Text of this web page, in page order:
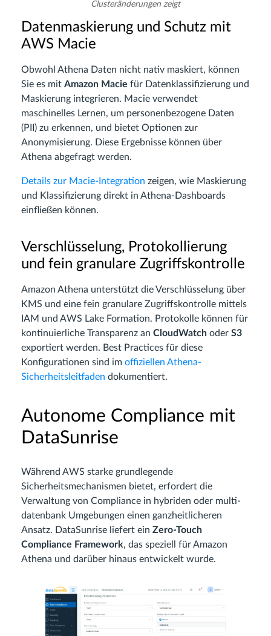
Clusteränderungen zeigt
Datenmaskierung und Schutz mit
AWS Macie
Obwohl Athena Daten nicht nativ maskiert, können
Sie es mit Amazon Macie für Datenklassifizierung und
Maskierung integrieren. Macie verwendet
maschinelles Lernen, um personenbezogene Daten
(PII) zu erkennen, und bietet Optionen zur
Anonymisierung. Diese Ergebnisse können über
Athena abgefragt werden.
Details zur Macie-Integration zeigen, wie Maskierung
und Klassifizierung direkt in Athena-Dashboards
einfließen können.
Verschlüsselung, Protokollierung
und fein granulare Zugriffskontrolle
Amazon Athena unterstützt die Verschlüsselung über
KMS und eine fein granulare Zugriffskontrolle mittels
IAM und AWS Lake Formation. Protokolle können für
kontinuierliche Transparenz an CloudWatch oder S3
exportiert werden. Best Practices für diese
Konfigurationen sind im offiziellen Athena-
Sicherheitsleitfaden dokumentiert.
Autonome Compliance mit
DataSunrise
Während AWS starke grundlegende
Sicherheitsmechanismen bietet, erfordert die
Verwaltung von Compliance in hybriden oder multi-
datenbank Umgebungen einen ganzheitlicheren
Ansatz. DataSunrise liefert ein Zero-Touch
Compliance Framework, das speziell für Amazon
Athena und darüber hinaus entwickelt wurde.